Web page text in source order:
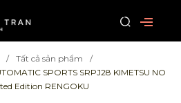
Tất cả sản phẩm
SPORTS SRPJ28 KIMETSU NO
Edition RENGOKU